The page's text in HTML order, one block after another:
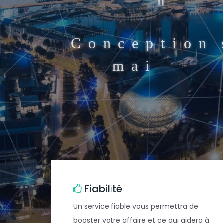
C o n c e p t i o n
m a i n e
Fiabilité
Un service fiable vous permettra de
booster votre affaire et ce qui aidera à